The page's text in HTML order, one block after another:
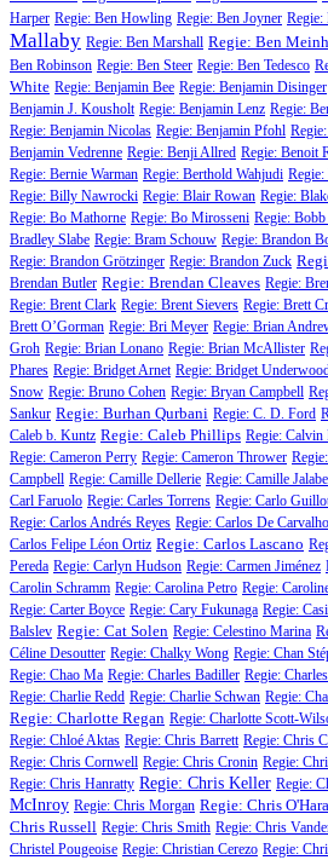
Harper Regie: Ben Howling Regie: Ben Joyner Regie:
Mallaby Regie: Ben Marshall Regie: Ben
Ben Robinson Regie: Ben Steer Regie: Ben Tedesco
White Regie: Benjamin Bee Regie: Benjamin Disinger
Benjamin J. Kousholt Regie: Benjamin Lenz Regie:
Regie: Benjamin Nicolas Regie: Benjamin Pfohl
Benjamin Vedrenne Regie: Benji Allred Regie: Benoit
Regie: Bernie Warman Regie: Berthold Wahjudi
Regie: Billy Nawrocki Regie: Blair Rowan Regie:
Regie: Bo Mathorne Regie: Bo Mirosseni Regie:
Bradley Slabe Regie: Bram Schouw Regie: Brandon
Regie: Brandon Grötzinger Regie: Brandon Zuck
Brendan Butler Regie: Brendan Cleaves Regie:
Regie: Brent Clark Regie: Brent Sievers Regie: Brett
Brett O’Gorman Regie: Bri Meyer Regie: Brian
Groh Regie: Brian Lonano Regie: Brian McAllister
Phares Regie: Bridget Arnet Regie: Bridget
Snow Regie: Bruno Cohen Regie: Bryan Campbell
Sankur Regie: Burhan Qurbani Regie: C. D. Ford
Caleb b. Kuntz Regie: Caleb Phillips Regie: Calvin
Regie: Cameron Perry Regie: Cameron Thrower
Campbell Regie: Camille Dellerie Regie: Camille
Carl Faruolo Regie: Carles Torrens Regie: Carlo
Regie: Carlos Andrés Reyes Regie: Carlos De Carvalho
Carlos Felipe Léon Ortiz Regie: Carlos Lascano
Pereda Regie: Carlyn Hudson Regie: Carmen Jiménez
Carolin Schramm Regie: Carolina Petro Regie:
Regie: Carter Boyce Regie: Cary Fukunaga Regie:
Balslev Regie: Cat Solen Regie: Celestino Marina
Céline Desoutter Regie: Chalky Wong Regie: Chan
Regie: Chao Ma Regie: Charles Badiller Regie:
Regie: Charlie Redd Regie: Charlie Schwan Regie:
Regie: Charlotte Regan Regie: Charlotte Scott-
Regie: Chloé Aktas Regie: Chris Barrett Regie: Chris
Regie: Chris Cornwell Regie: Chris Cronin Regie:
Regie: Chris Hanratty Regie: Chris Keller Regie:
McInroy Regie: Chris Morgan Regie: Chris O'Hara
Chris Russell Regie: Chris Smith Regie: Chris
Christel Pougeoise Regie: Christian Cerezo Regie: